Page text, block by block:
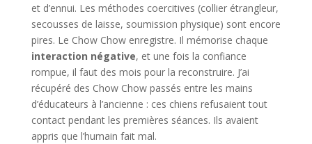
et d’ennui. Les méthodes coercitives (collier étrangleur,
secousses de laisse, soumission physique) sont encore
pires. Le Chow Chow enregistre. Il mémorise chaque
interaction négative, et une fois la confiance
rompue, il faut des mois pour la reconstruire. J’ai
récupéré des Chow Chow passés entre les mains
d’éducateurs à l’ancienne : ces chiens refusaient tout
contact pendant les premières séances. Ils avaient
appris que l’humain fait mal.